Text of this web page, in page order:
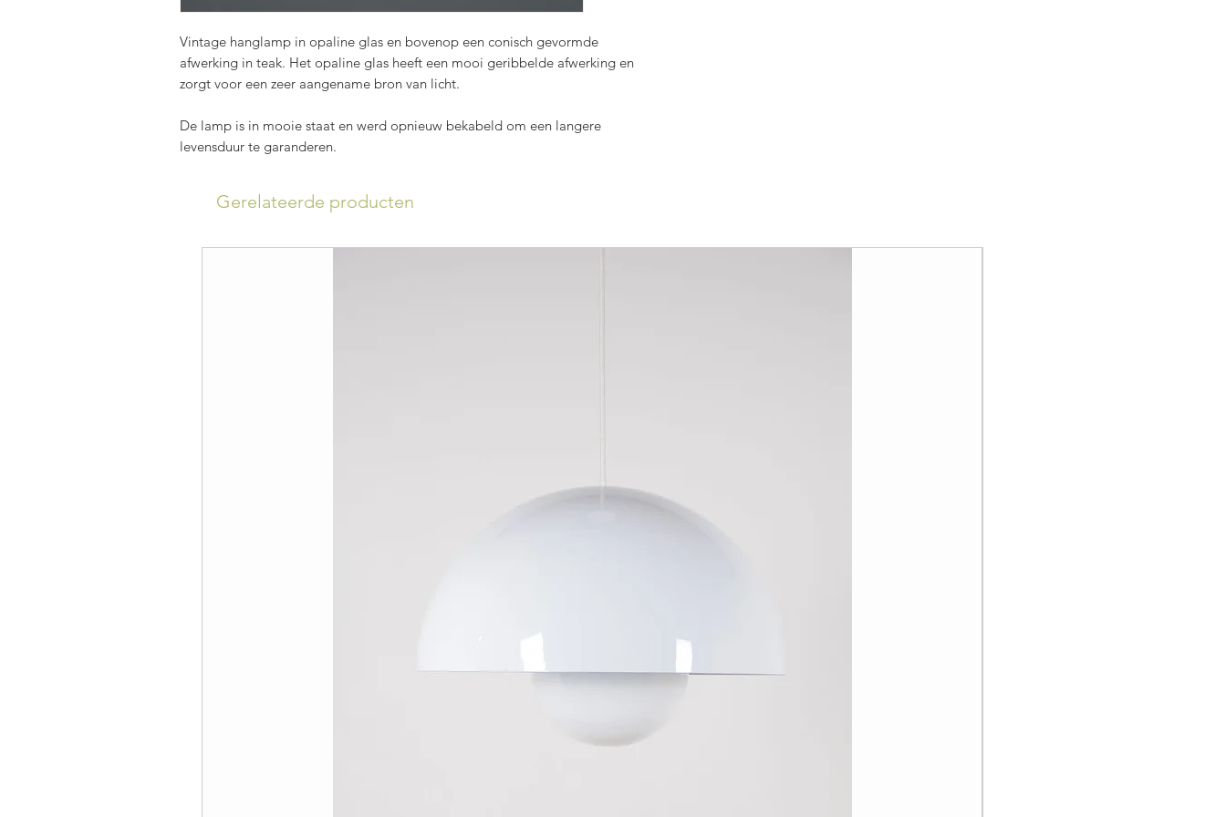
Vintage hanglamp in opaline glas en bovenop een conisch gevormde
afwerking in teak. Het opaline glas heeft een mooi geribbelde afwerking en
zorgt voor een zeer aangename bron van licht.
De lamp is in mooie staat en werd opnieuw bekabeld om een langere
levensduur te garanderen.
Gerelateerde producten